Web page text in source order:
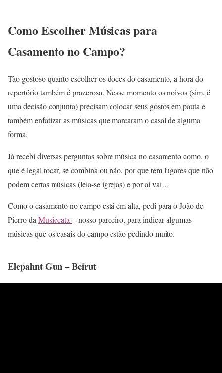
Como Escolher Músicas para
Casamento no Campo?
Tão gostoso quanto escolher os doces do casamento, a hora do
repertório também é prazerosa. Nesse momento os noivos (sim, é
uma decisão conjunta) precisam colocar seus gostos em pauta e
também enfatizar as músicas que marcaram o casal de alguma
forma.
Já recebi diversas perguntas sobre música no casamento como, o
que é legal tocar, se combina ou não, por que tem lugares que não
podem certas músicas (leia-se igrejas) e por ai vai…
Como o casamento no campo está em alta, pedi para o João de
Pierro da Musiccata – nosso parceiro, para indicar algumas
músicas que os casais do campo estão pedindo muito.
Elepahnt Gun – Beirut